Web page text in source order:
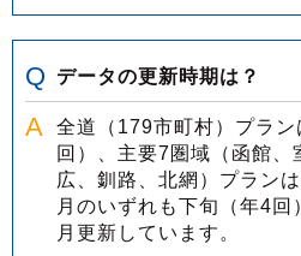
データの更新時期は？
全道（179市町村）プラ
回）、主要7圏域（函館、
広、釧路、北網）プラン
月のいずれも下旬（年4
月更新しています。